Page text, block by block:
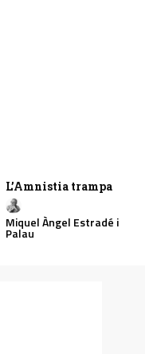
L’Amnistia trampa
Miquel Àngel Estradé i
Palau